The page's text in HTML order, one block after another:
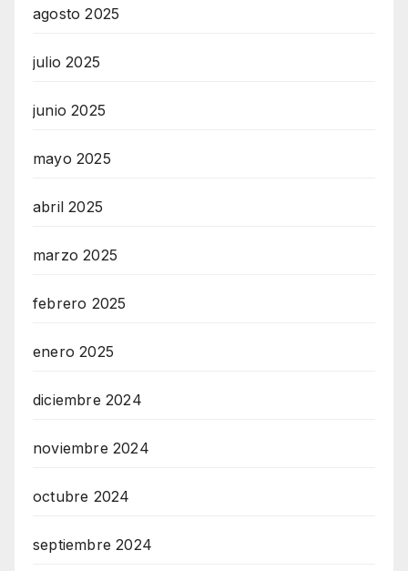
agosto 2025
julio 2025
junio 2025
mayo 2025
abril 2025
marzo 2025
febrero 2025
enero 2025
diciembre 2024
noviembre 2024
octubre 2024
septiembre 2024